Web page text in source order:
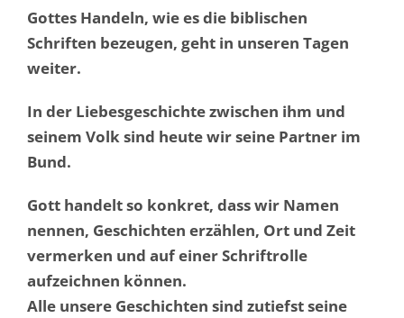
Gottes Handeln, wie es die biblischen
Schriften bezeugen, geht in unseren Tagen
weiter.
In der Liebesgeschichte zwischen ihm und
seinem Volk sind heute wir seine Partner im
Bund.
Gott handelt so konkret, dass wir Namen
nennen, Geschichten erzählen, Ort und Zeit
vermerken und auf einer Schriftrolle
aufzeichnen können.
Alle unsere Geschichten sind zutiefst seine